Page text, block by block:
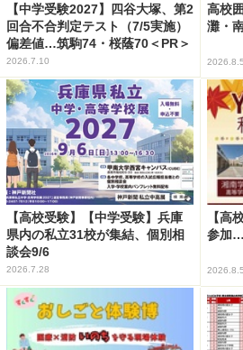
【中学受験2027】四谷大塚、第2
回合不合判定テスト（7/5実施）
偏差値…筑駒74・桜蔭70＜PR＞
2026.7.10
高校
灘・
2026.8.5
【高校受験】【中学受験】兵庫
県内の私立31校が集結、個別相
談会9/6
2026.7.28
【高
参加
2026.8.5